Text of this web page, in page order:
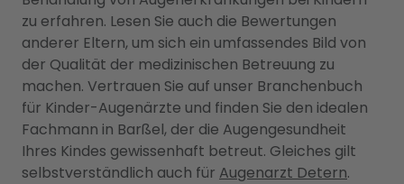
zu erfahren. Lesen Sie auch die Bewertungen
anderer Eltern, um sich ein umfassendes Bild von
der Qualität der medizinischen Betreuung zu
machen. Vertrauen Sie auf unser Branchenbuch
für Kinder-Augenärzte und finden Sie den idealen
Fachmann in Barßel, der die Augengesundheit
Ihres Kindes gewissenhaft betreut. Gleiches gilt
selbstverständlich auch für Augenarzt Detern.